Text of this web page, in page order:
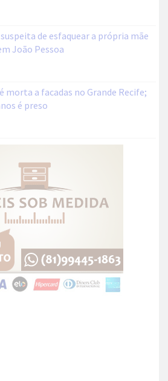
de esfaquear a própria mãe
João Pessoa
morta a facadas no Grande Recife;
é preso